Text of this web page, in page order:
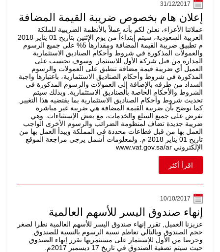
31/12/2017
إعلان هام بخصوص ضريبة القيمة المضافة
عملائنا الأعزاء، نعلن لكم بأنه عملاً بالأنظمة الضريبية للملكة
العربية السعودية، سيتم إبتداءاً من يوم الإثنين بتاريخ 01 يناير 2018
م تطبيق ضريبة القيمة المضافة ومقدارها 5% على جميع الرسوم
والعمولات المذكورة في شروط وأحكام الصناديق الاستثمارية
المدارة من قبل شركة الأول للاستثمار. وسوف تحتسب على
العميل أي ضريبة قيمة مضافة تنطبق على العمولات والرسوم
المذكورة في شروط وأحكام الصناديق الاستثمارية، باعتبارها واجبة
السداد من طرفه بالإضافة إلى العمولات والرسوم المذكورة في
الشروط والأحكام الخاصة بالصناديق الاستثمارية. وبذلك سيتم
تحديث شروط وأحكام الصناديق الاستثمارية بما يقتضيه هذا التغيير.
كما نوضح بأن ضريبة القيمة المضافة هي ضريبة غير مباشرة
تفرض على جميع السلع والخدمات، مع بعض الإستثناءات. وهي
ضريبة جديدة تضاف لمنظومة الضرائب والرسوم الأخرى الواجب
العمل بها من قبل قطاعات محددة في المملكة ويبدأ العمل بها من
تاريخ 01 يناير 2018 م. ولمعلومات أشمل يرجى مراجعة الموقع
الإلكتروني www.vat.gov.sa/ar
اقرأ أكثر
10/10/2017
إنهاء صندوق اليسر للأسهم العالمية
عزيزنا العميل, تقرر إنهاء صندوق اليسر للأسهم العالمية نظرا لصغر
حجم الصندوق وبالتالي تعاظم نسبة الرسوم بالنسبة للصندوق.
وحرصا من الأول للإستثمار على مستثمريها تقرر إنهاء الصندوق
حيث سيتم تصفية الصندوق في تاريخ 17 ديسمبر 2017م.